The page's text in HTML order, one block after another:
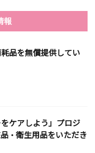
報
品を無償提供してい
ケアしよう」プロジ
・衛生用品をいただき